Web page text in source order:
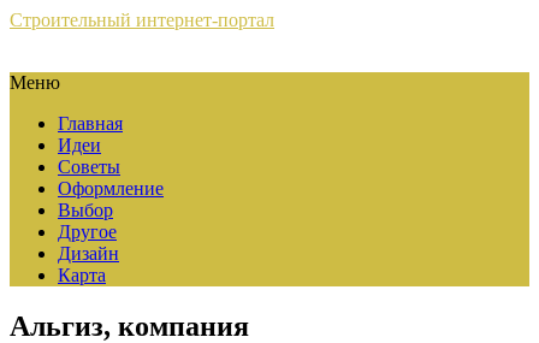
Строительный интернет-портал
Меню
Главная
Идеи
Советы
Оформление
Выбор
Другое
Дизайн
Карта
Альгиз, компания